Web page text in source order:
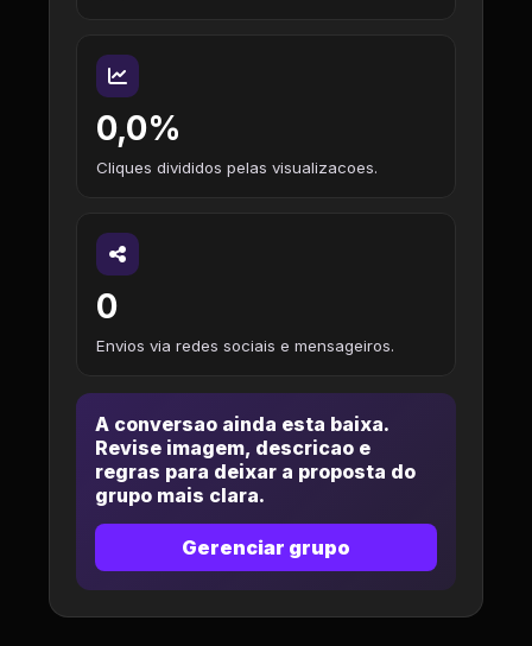
0,0%
Cliques divididos pelas visualizacoes.
0
Envios via redes sociais e mensageiros.
A conversao ainda esta baixa.
Revise imagem, descricao e
regras para deixar a proposta do
grupo mais clara.
Gerenciar grupo